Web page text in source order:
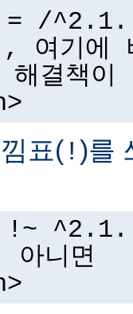
/
여기에
해결책이
표( ! )를
아니면